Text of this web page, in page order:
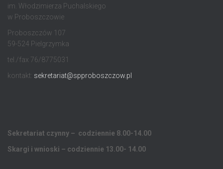
im. Włodzimierza Puchalskiego
w Proboszczowie
Proboszczów 107
59-524 Pielgrzymka
tel./fax 76/8775031
kontakt: sekretariat@spproboszczow.pl
Sekretariat czynny – codziennie 8.00-14.00
Skargi i wnioski – codziennie 13.00- 14.00